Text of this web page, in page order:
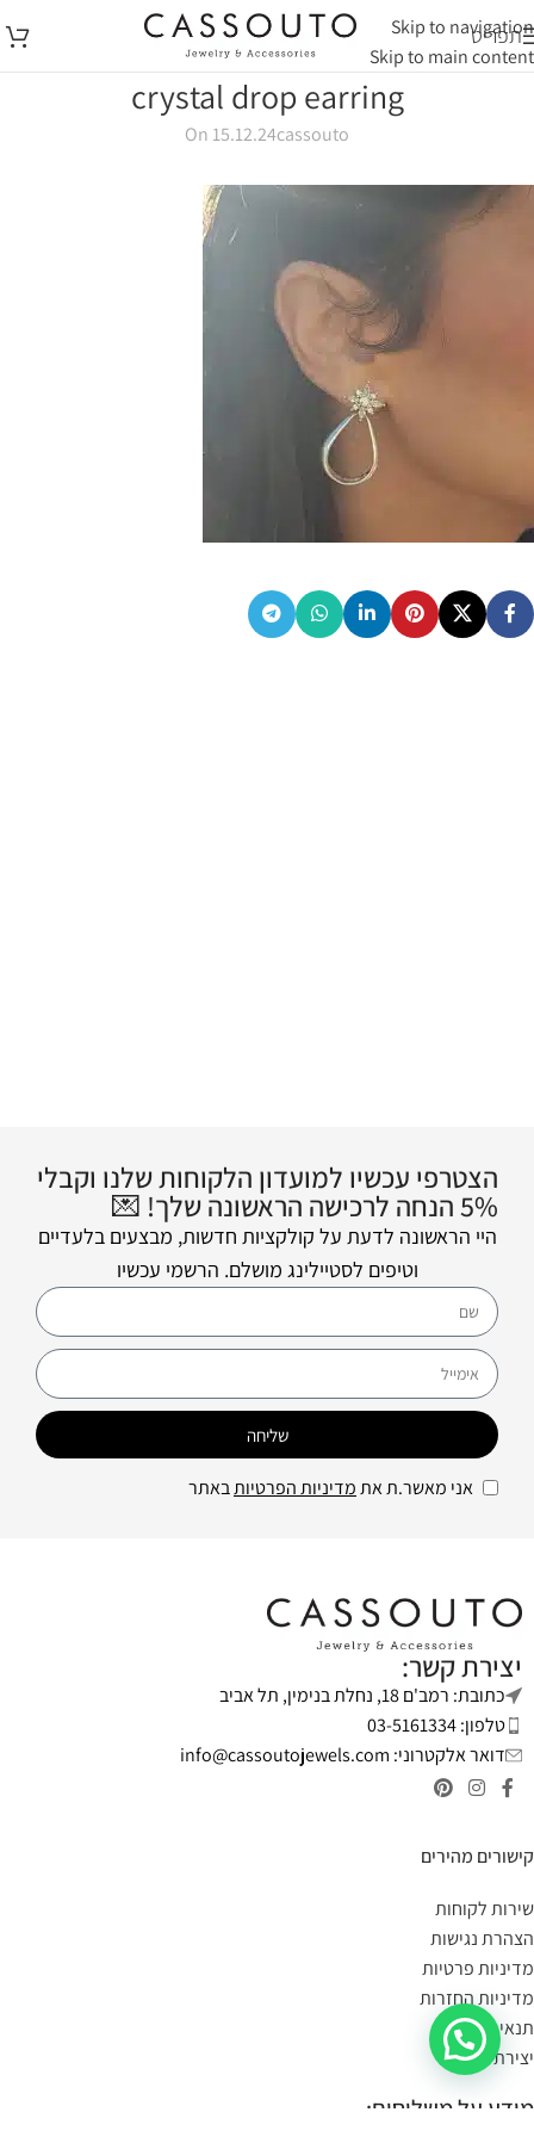
Skip to navigation
Skip to main content
תפריט
crystal drop earring
cassouto
On 15.12.24
הצטרפי עכשיו למועדון הלקוחות שלנו וקבלי
5% הנחה לרכישה הראשונה שלך! 💌
היי הראשונה לדעת על קולקציות חדשות, מבצעים בלעדיים
וטיפים לסטיילינג מושלם. הרשמי עכשיו
אני מאשר.ת אתמדיניות הפרטיותבאתר
שליחה
יצירת קשר:
כתובת: רמב'ם 18, נחלת בנימין, תל אביב
טלפון: 03-5161334
דואר אלקטרוני: info@cassoutojewels.com
קישורים מהירים
שירות לקוחות
הצהרת נגישות
מדיניות פרטיות
מדיניות החזרות
תנאי שימוש
יצירת קשר
מידע על משלוחים: